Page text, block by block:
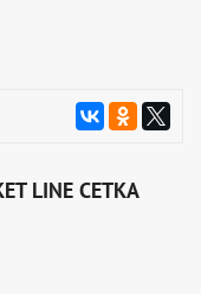
LINE СЕТКА